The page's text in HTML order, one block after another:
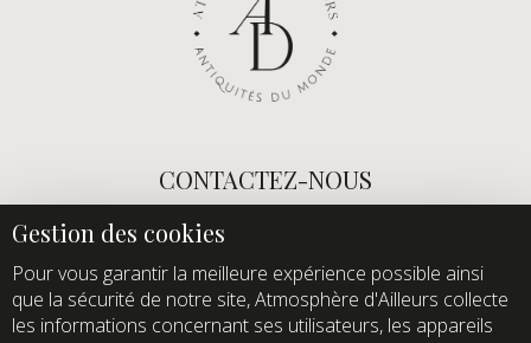
CONTACTEZ-NOUS
info@atmospheredailleurs.com
Tel :
+33 (0)1 60 12 68 26
Domaine de Quincampoix
Route de Roussigny
Pour vous garantir la meilleure expérience possible ainsi
que la sécurité de notre site, Atmosphère d'Ailleurs collecte
les informations concernant ses utilisateurs, les appareils